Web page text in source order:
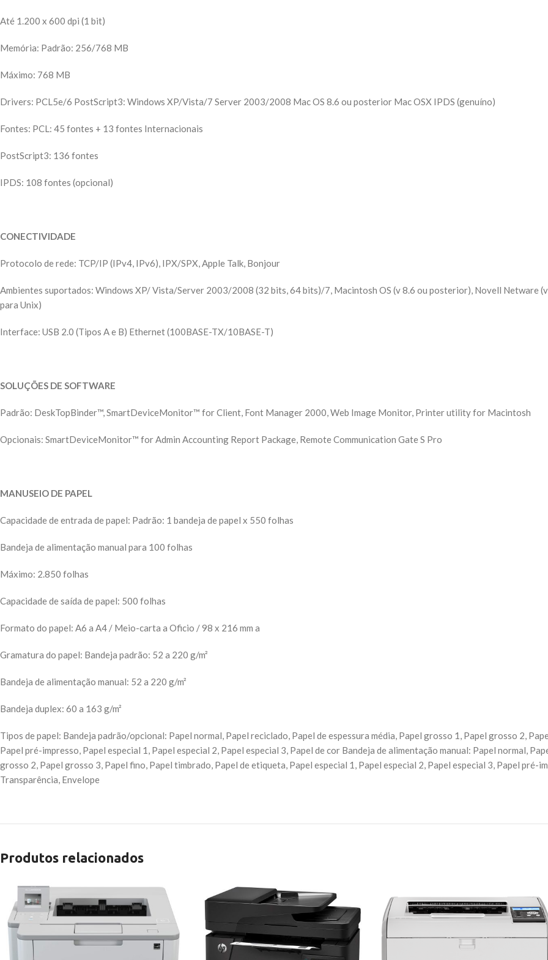
Até 1.200 x 600 dpi (1 bit)
Memória: Padrão: 256/768 MB
Máximo: 768 MB
Drivers: PCL5e/6 PostScript3: Windows XP/Vista/7 Server 2003/2008 Mac OS 8.6 ou posterior Mac OSX IPDS (genuíno)
Fontes: PCL: 45 fontes + 13 fontes Internacionais
PostScript3: 136 fontes
IPDS: 108 fontes (opcional)
CONECTIVIDADE
Protocolo de rede: TCP/IP (IPv4, IPv6), IPX/SPX, Apple Talk, Bonjour
Ambientes suportados: Windows XP/ Vista/Server 2003/2008 (32 bits, 64 bits)/7, Macintosh OS (v 8.6 ou posterior), Novell Netware
para Unix)
Interface: USB 2.0 (Tipos A e B) Ethernet (100BASE-TX/10BASE-T)
SOLUÇÕES DE SOFTWARE
Padrão: DeskTopBinder™, SmartDeviceMonitor™ for Client, Font Manager 2000, Web Image Monitor, Printer utility for Macintosh
Opcionais: SmartDeviceMonitor™ for Admin Accounting Report Package, Remote Communication Gate S Pro
MANUSEIO DE PAPEL
Capacidade de entrada de papel: Padrão: 1 bandeja de papel x 550 folhas
Bandeja de alimentação manual para 100 folhas
Máximo: 2.850 folhas
Capacidade de saída de papel: 500 folhas
Formato do papel: A6 a A4 / Meio-carta a Oficio / 98 x 216 mm a
Gramatura do papel: Bandeja padrão: 52 a 220 g/m²
Bandeja de alimentação manual: 52 a 220 g/m²
Bandeja duplex: 60 a 163 g/m²
Tipos de papel: Bandeja padrão/opcional: Papel normal, Papel reciclado, Papel de espessura média, Papel grosso 1, Papel grosso 2,
Papel pré-impresso, Papel especial 1, Papel especial 2, Papel especial 3, Papel de cor Bandeja de alimentação manual: Papel normal,
grosso 2, Papel grosso 3, Papel fino, Papel timbrado, Papel de etiqueta, Papel especial 1, Papel especial 2, Papel especial 3, Papel pré-
Transparência, Envelope
Produtos relacionados